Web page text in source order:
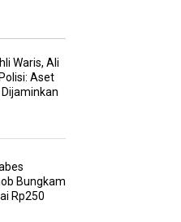
Waris, Ali
Aset
Bungkam
Rp250